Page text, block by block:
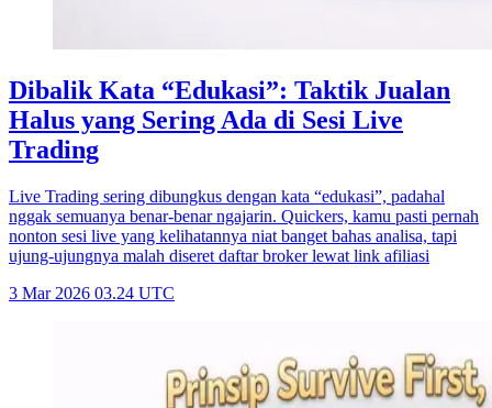
Dibalik Kata “Edukasi”: Taktik Jualan
Halus yang Sering Ada di Sesi Live
Trading
Live Trading sering dibungkus dengan kata “edukasi”, padahal
nggak semuanya benar-benar ngajarin. Quickers, kamu pasti pernah
nonton sesi live yang kelihatannya niat banget bahas analisa, tapi
ujung-ujungnya malah diseret daftar broker lewat link afiliasi
3 Mar 2026 03.24 UTC